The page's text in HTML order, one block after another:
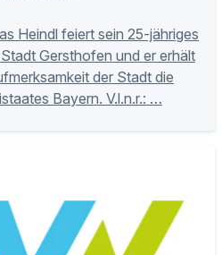
Heindl feiert sein 25-jähriges
Gersthofen und er erhält
der Stadt die
Bayern. V.l.n.r.: …